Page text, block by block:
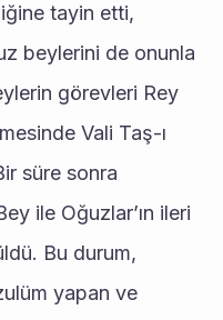
tayin etti,
beylerini de onunla
görevleri Rey
Vali Taş-ı
süre sonra
ile Oğuzlar’ın ileri
Bu durum,
yapan ve